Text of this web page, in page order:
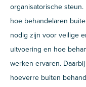
organisatorische
hoe behandelaren
nodig zijn voor veilige
uitvoering en hoe
werken ervaren.
hoeverre buiten